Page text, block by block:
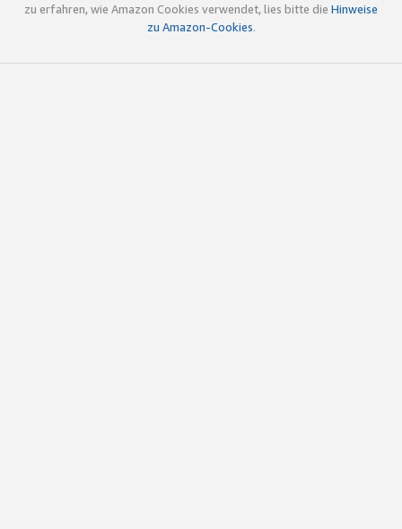
zu erfahren, wie Amazon Cookies verwendet, lies bitte die Hinweise
zu Amazon-Cookies.